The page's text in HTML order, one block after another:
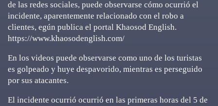
de las redes sociales, puede observarse cómo ocurrió el
incidente, aparentemente relacionado con el robo a
clientes, egún publica el portal Khaosod English.
https://www.khaosodenglish.com/
En los videos puede observarse como uno de los turistas
es golpeado y huye despavorido, mientras es perseguido
por sus atacantes.
El incidente ocurrió ocurrió en las primeras horas del 5 de